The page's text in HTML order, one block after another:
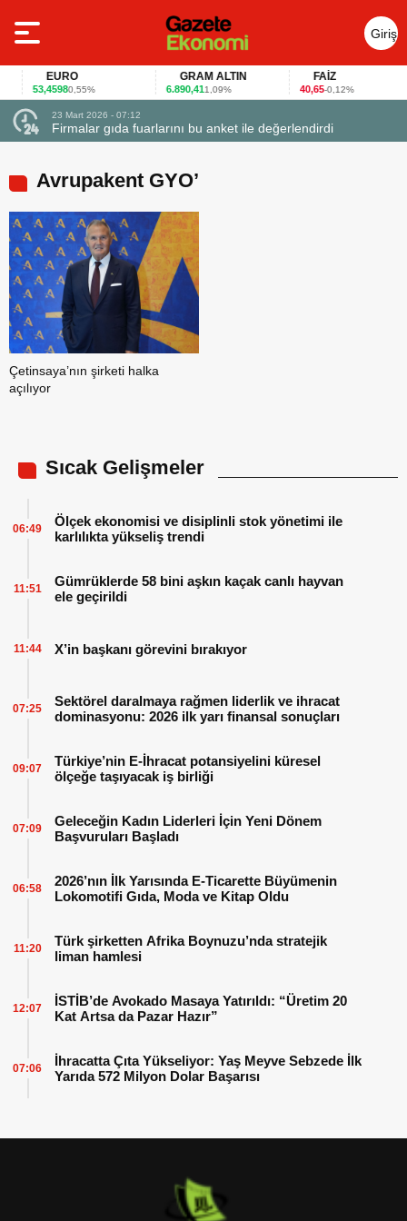
Giriş
Yap
EURO
53,45980,55%
GRAM ALTIN
6.890,411,09%
FAİZ
40,65-0,12%
23 Mart 2026 - 07:12
Firmalar gıda fuarlarını bu anket ile değerlendirdi
Avrupakent GYO’
Çetinsaya’nın şirketi halka
açılıyor
Sıcak Gelişmeler
Ölçek ekonomisi ve disiplinli stok yönetimi ile
karlılıkta yükseliş trendi
06:49
Gümrüklerde 58 bini aşkın kaçak canlı hayvan
ele geçirildi
11:51
X’in başkanı görevini bırakıyor
11:44
Sektörel daralmaya rağmen liderlik ve ihracat
dominasyonu: 2026 ilk yarı finansal sonuçları
07:25
Türkiye’nin E-İhracat potansiyelini küresel
ölçeğe taşıyacak iş birliği
09:07
Geleceğin Kadın Liderleri İçin Yeni Dönem
Başvuruları Başladı
07:09
2026’nın İlk Yarısında E-Ticarette Büyümenin
Lokomotifi Gıda, Moda ve Kitap Oldu
06:58
Türk şirketten Afrika Boynuzu’nda stratejik
liman hamlesi
11:20
İSTİB’de Avokado Masaya Yatırıldı: “Üretim 20
Kat Artsa da Pazar Hazır”
12:07
İhracatta Çıta Yükseliyor: Yaş Meyve Sebzede İlk
Yarıda 572 Milyon Dolar Başarısı
07:06